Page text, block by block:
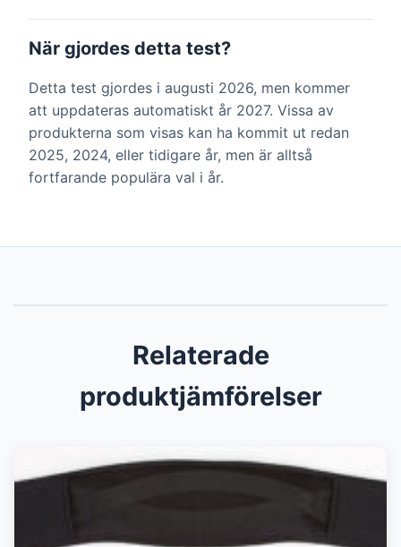
När gjordes detta test?
Detta test gjordes i augusti 2026, men kommer
att uppdateras automatiskt år 2027. Vissa av
produkterna som visas kan ha kommit ut redan
2025, 2024, eller tidigare år, men är alltså
fortfarande populära val i år.
Relaterade
produktjämförelser